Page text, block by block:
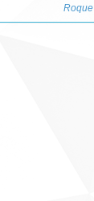
Roque